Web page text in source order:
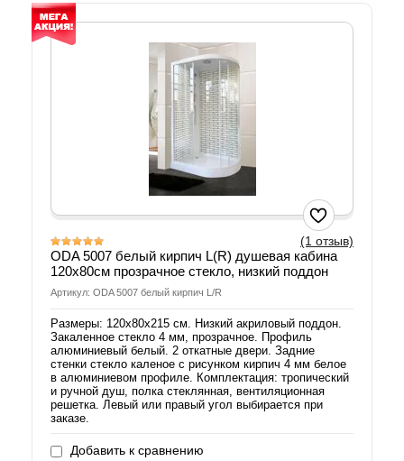
(1 отзыв)
ODA 5007 белый кирпич L(R) душевая кабина
120х80см прозрачное стекло, низкий поддон
Артикул: ODA 5007 белый кирпич L/R
Размеры: 120х80х215 см. Низкий акриловый поддон.
Закаленное стекло 4 мм, прозрачное. Профиль
алюминиевый белый. 2 откатные двери. Задние
стенки стекло каленое с рисунком кирпич 4 мм белое
в алюминиевом профиле. Комплектация: тропический
и ручной душ, полка стеклянная, вентиляционная
решетка. Левый или правый угол выбирается при
заказе.
Добавить к сравнению